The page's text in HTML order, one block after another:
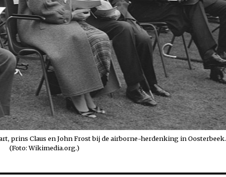
prins Claus en John Frost bij de airborne-herdenking in Oosterbeek.
(Foto: Wikimedia.org.)